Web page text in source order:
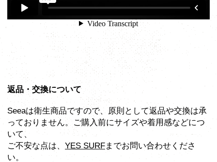
返品・交換について
Seeaは衛生商品ですので、原則として返品や交換は承
っておりません。ご購入前にサイズや着用感などにつ
いて、
ご不安な点は、 YES SURFまでお問い合わせくださ
い。